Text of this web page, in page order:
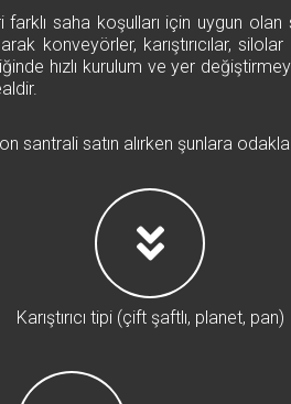
farklı saha koşulları için uygun
konveyörler, karıştırıcılar,
hızlı kurulum ve yer
santrali satın alırken şunlara
Karıştırıcı tipi (çift şaftlı, planet, pan)